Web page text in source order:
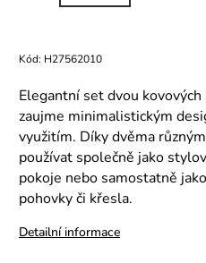
Kód: H27562010
Elegantní set dvou
zaujme minimalistickým
využitím. Díky dvěma
používat společně jako
pokoje nebo samostatně
pohovky či křesla.
Detailní informace